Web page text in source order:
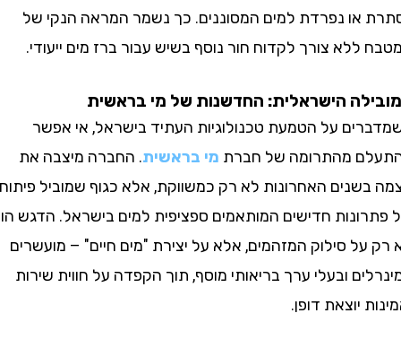
נפרדת למים המסוננים. כך נשמר המראה הנקי של
צורך לקדוח חור נוסף בשיש עבור ברז מים ייעודי.
הישראלית: החדשנות של מי בראשית
על הטמעת טכנולוגיות העתיד בישראל, אי אפשר
מהתרומה של חברתמי בראשית. החברה מיצבה את
האחרונות לא רק כמשווקת, אלא כגוף שמוביל פיתוח
חדישים המותאמים ספציפית למים בישראל. הדגש הוא
סילוק המזהמים, אלא על יצירת "מים חיים" – מועשרים
ובעלי ערך בריאותי מוסף, תוך הקפדה על חווית שירות
יוצאת דופן.